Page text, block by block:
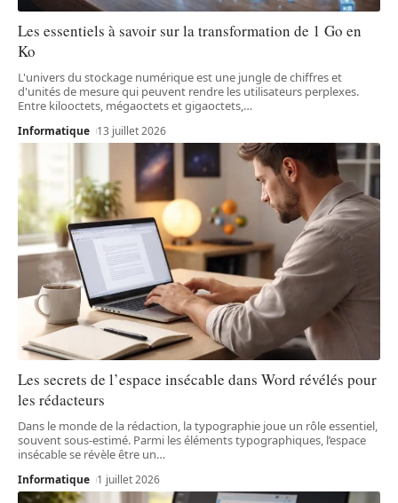
Les essentiels à savoir sur la transformation de 1 Go en
Ko
L'univers du stockage numérique est une jungle de chiffres et
d'unités de mesure qui peuvent rendre les utilisateurs perplexes.
Entre kilooctets, mégaoctets et gigaoctets,…
Informatique 13 juillet 2026
Les secrets de l’espace insécable dans Word révélés pour
les rédacteurs
Dans le monde de la rédaction, la typographie joue un rôle essentiel,
souvent sous-estimé. Parmi les éléments typographiques, l’espace
insécable se révèle être un…
Informatique 1 juillet 2026